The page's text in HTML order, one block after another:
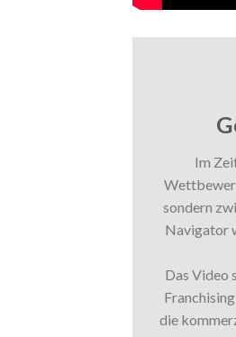
Im
sondern
Navigator
Das Video
die